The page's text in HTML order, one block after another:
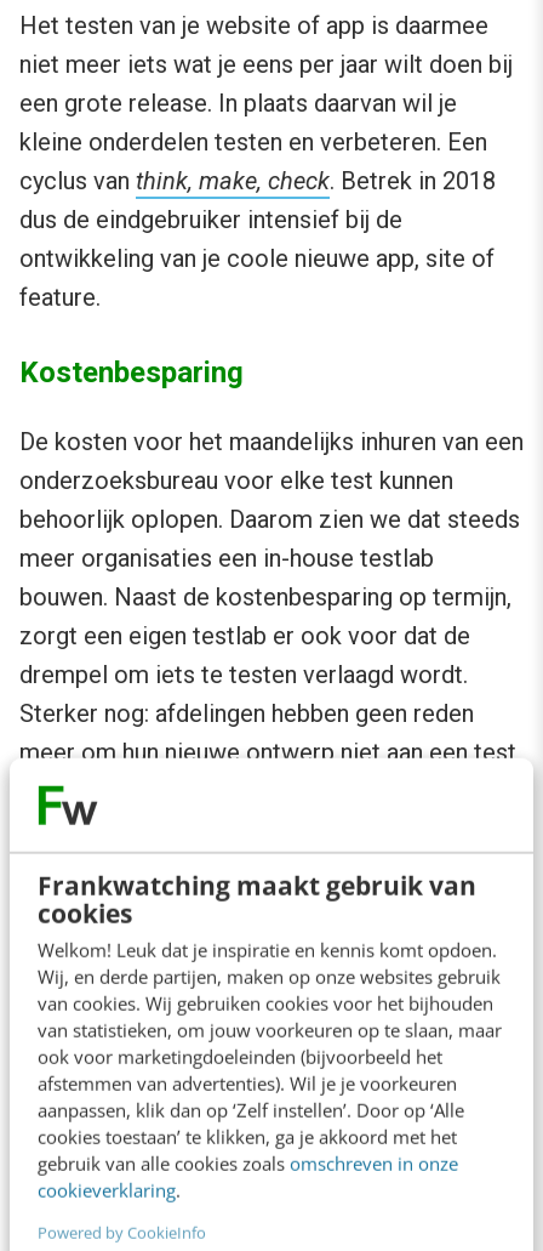
Frankwatching maakt gebruik van
cookies
Welkom! Leuk dat je inspiratie en kennis komt opdoen.
Wij, en derde partijen, maken op onze websites gebruik
van cookies. Wij gebruiken cookies voor het bijhouden
van statistieken, om jouw voorkeuren op te slaan, maar
ook voor marketingdoeleinden (bijvoorbeeld het
afstemmen van advertenties). Wil je je voorkeuren
aanpassen, klik dan op ‘Zelf instellen’. Door op ‘Alle
cookies toestaan’ te klikken, ga je akkoord met het
gebruik van alle cookies zoals omschreven in onze
cookieverklaring.
Powered by CookieInfo
Het testen van je website of app is daarmee
niet meer iets wat je eens per jaar wilt doen bij
een grote release. In plaats daarvan wil je
kleine onderdelen testen en verbeteren. Een
cyclus van think, make, check. Betrek in 2018
dus de eindgebruiker intensief bij de
ontwikkeling van je coole nieuwe app, site of
feature.
Kostenbesparing
De kosten voor het maandelijks inhuren van een
onderzoeksbureau voor elke test kunnen
behoorlijk oplopen. Daarom zien we dat steeds
meer organisaties een in-house testlab
bouwen. Naast de kostenbesparing op termijn,
zorgt een eigen testlab er ook voor dat de
drempel om iets te testen verlaagd wordt.
Sterker nog: afdelingen hebben geen reden
meer om hun nieuwe ontwerp niet aan een test
te onderwerpen.
4. Realistische prototypes
Er komen steeds meer tools op de markt die
designers in staat stellen om realistische
prototypes te maken voor apps en websites.